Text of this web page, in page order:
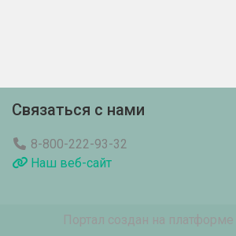
Связаться с нами
8-800-222-93-32
Наш веб-сайт
Портал создан на платформе